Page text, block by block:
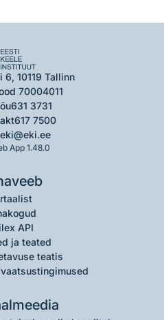
6, 10119 Tallinn
70004011
631 3731
617 7500
eki@eki.ee
App 1.48.0
API
ja teated
teatis